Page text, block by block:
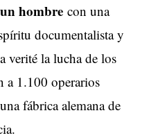
hombre con una
documentalista y
verité la lucha de los
a 1.100 operarios
fábrica alemana de